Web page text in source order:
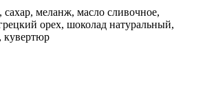
меланж, масло сливочное,
орех, шоколад натуральный,
кувертюр